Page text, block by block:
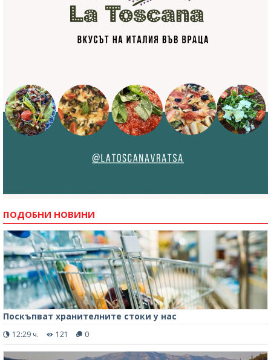
ПОДОБНИ НОВИНИ
Поскъпват хранителните стоки у нас
12:29 ч. 121 0